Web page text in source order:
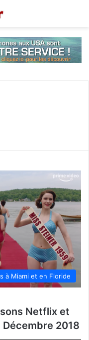
à Miami et en Floride
Netflix et
Décembre 2018